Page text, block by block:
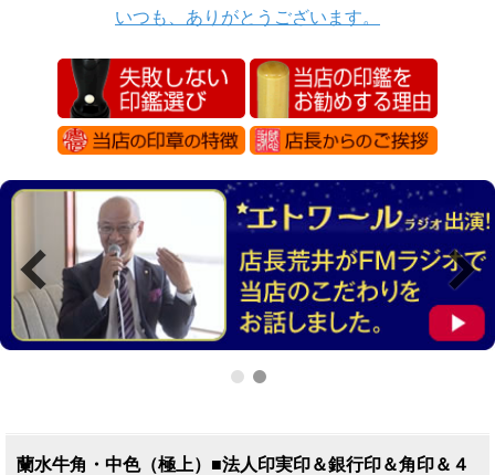
いつも、ありがとうございます。
蘭水牛角・中色（極上）■法人印実印＆銀行印＆角印＆４